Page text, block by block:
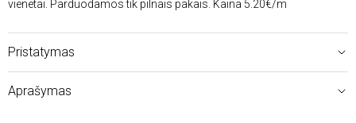
vienetai. Parduodamos tik pilnais pakais. Kaina 5.20€/m
Pristatymas
Aprašymas